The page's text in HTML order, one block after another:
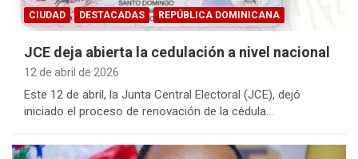
CIUDAD DESTACADAS REPÚBLICA DOMINICANA
JCE deja abierta la cedulación a nivel nacional
12 de abril de 2026
Este 12 de abril, la Junta Central Electoral (JCE), dejó
iniciado el proceso de renovación de la cédula…